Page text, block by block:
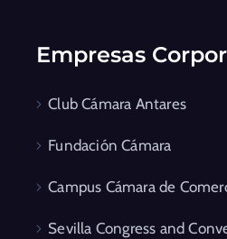
Empresas
Club Cámara Antares
Fundación Cámara
Campus Cámara de
Sevilla Congress and